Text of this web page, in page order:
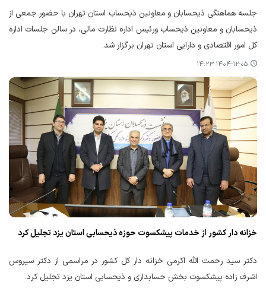
جلسه هماهنگی ذیحسابان و معاونین ذیحساب استان تهران با حضور جمعی از
ذیحسابان و معاونین ذیحساب ورئیس اداره نظارت مالی، در سالن جلسات اداره
کل امور اقتصادی و دارایی استان تهران برگزار شد.
۱۴۰۴-۱۲-۰۵ ۱۴:۲۳
خزانه دار کشور از خدمات پیشکسوت حوزه ذیحسابی استان یزد تجلیل کرد
دکتر سید رحمت الله اکرمی خزانه دار کل کشور در مراسمی از دکتر سیروس
اشرف زاده پیشکسوت بخش حسابداری و ذیحسابی استان یزد تجلیل کرد.